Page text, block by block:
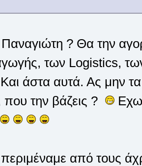
Παναγιώτη ? Θα την
των Logistics,
Και άστα αυτά. Ας μην
που την βάζεις ?
Εχω
από τους